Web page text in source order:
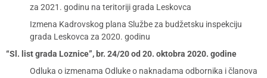
za 2021. godinu na teritoriji grada Leskovca
Izmena Kadrovskog plana Službe za budžetsku inspekciju
grada Leskovca za 2020. godinu
“Sl. list grada Loznice”, br. 24/20 od 20. oktobra 2020. godine
Odluka o izmenama Odluke o naknadama odbornika i članova